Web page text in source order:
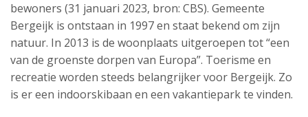
bewoners (31 januari 2023, bron: CBS). Gemeente
Bergeijk is ontstaan in 1997 en staat bekend om zijn
natuur. In 2013 is de woonplaats uitgeroepen tot “een
van de groenste dorpen van Europa”. Toerisme en
recreatie worden steeds belangrijker voor Bergeijk. Zo
is er een indoorskibaan en een vakantiepark te vinden.